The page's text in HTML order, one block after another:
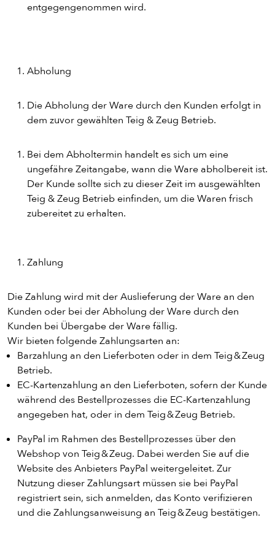
entgegengenommen wird.
Abholung
Die Abholung der Ware durch den Kunden erfolgt in
dem zuvor gewählten Teig & Zeug Betrieb.
Bei dem Abholtermin handelt es sich um eine
ungefähre Zeitangabe, wann die Ware abholbereit ist.
Der Kunde sollte sich zu dieser Zeit im ausgewählten
Teig & Zeug Betrieb einfinden, um die Waren frisch
zubereitet zu erhalten.
Zahlung
Die Zahlung wird mit der Auslieferung der Ware an den
Kunden oder bei der Abholung der Ware durch den
Kunden bei Übergabe der Ware fällig.
Wir bieten folgende Zahlungsarten an:
Barzahlung an den Lieferboten oder in dem Teig & Zeug
Betrieb.
EC-Kartenzahlung an den Lieferboten, sofern der Kunde
während des Bestellprozesses die EC-Kartenzahlung
angegeben hat, oder in dem Teig & Zeug Betrieb.
PayPal im Rahmen des Bestellprozesses über den
Webshop von Teig & Zeug. Dabei werden Sie auf die
Website des Anbieters PayPal weitergeleitet. Zur
Nutzung dieser Zahlungsart müssen sie bei PayPal
registriert sein, sich anmelden, das Konto verifizieren
und die Zahlungsanweisung an Teig & Zeug bestätigen.